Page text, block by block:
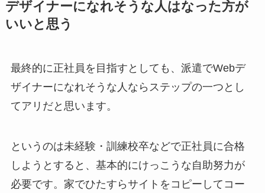
デザイナーになれそうな人はなった方が
いいと思う
最終的に正社員を目指すとしても、派遣でWebデ
ザイナーになれそうな人ならステップの一つとし
てアリだと思います。
というのは未経験・訓練校卒などで正社員に合格
しようとすると、基本的にけっこうな自助努力が
必要です。家でひたすらサイトをコピーしてコー